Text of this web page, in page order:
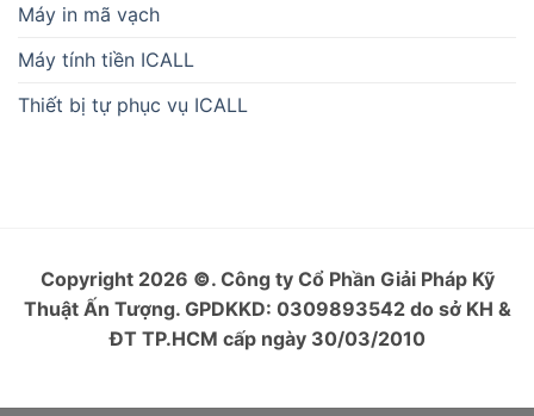
Máy in mã vạch
Máy tính tiền ICALL
Thiết bị tự phục vụ ICALL
Copyright 2026 ©. Công ty Cổ Phần Giải Pháp Kỹ
Thuật Ấn Tượng. GPDKKD: 0309893542 do sở KH &
ĐT TP.HCM cấp ngày 30/03/2010